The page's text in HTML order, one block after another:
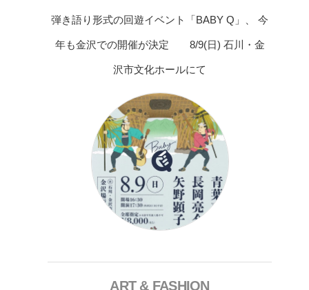
弾き語り形式の回遊イベント「BABY Q」、 今
年も金沢での開催が決定 8/9(日) 石川・金
沢市文化ホールにて
ART & FASHION